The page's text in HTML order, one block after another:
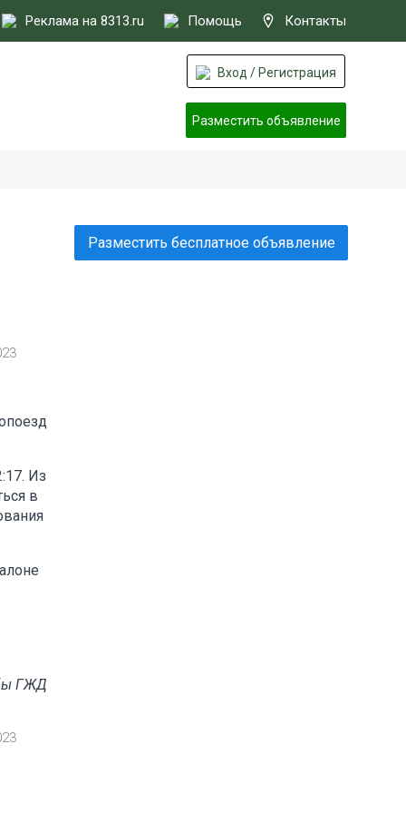
Реклама на 8313.ru Помощь Контакты
Вход / Регистрация
Разместить объявление
Из
в
ГЖД
Разместить бесплатное объявление